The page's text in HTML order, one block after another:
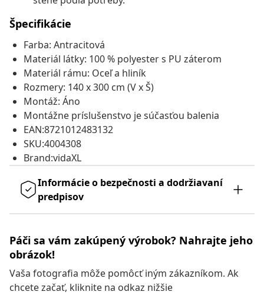
Špecifikácie
Farba: Antracitová
Materiál látky: 100 % polyester s PU záterom
Materiál rámu: Oceľ a hliník
Rozmery: 140 x 300 cm (V x Š)
Montáž: Áno
Montážne príslušenstvo je súčasťou balenia
EAN:8721012483132
SKU:4004308
Brand:vidaXL
Informácie o bezpečnosti a dodržiavaní
predpisov
Páči sa vám zakúpený výrobok? Nahrajte jeho
obrázok!
Vaša fotografia môže pomôcť iným zákazníkom. Ak
chcete začať, kliknite na odkaz nižšie